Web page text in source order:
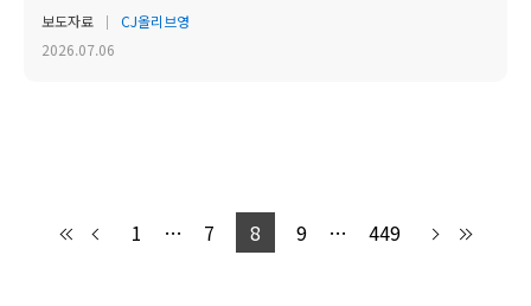
보도자료
CJ올리브영
2026.07.06
1 … 7 8 9 … 449